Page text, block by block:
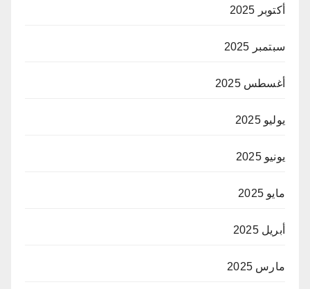
أكتوبر 2025
سبتمبر 2025
أغسطس 2025
يوليو 2025
يونيو 2025
مايو 2025
أبريل 2025
مارس 2025